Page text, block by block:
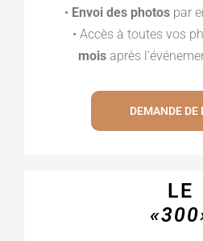
• Envoi des photos par
• Accès à toutes vos
mois après
DEMANDE DE
LE